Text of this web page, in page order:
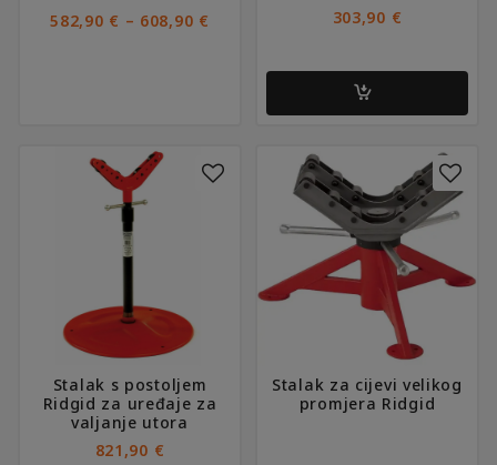
582,90 € – 608,90 €
582,90 €
303,90 €
Stalak s postoljem
Ridgid za uređaje za
valjanje utora
821,90 €
Stalak za cijevi velikog
promjera Ridgid